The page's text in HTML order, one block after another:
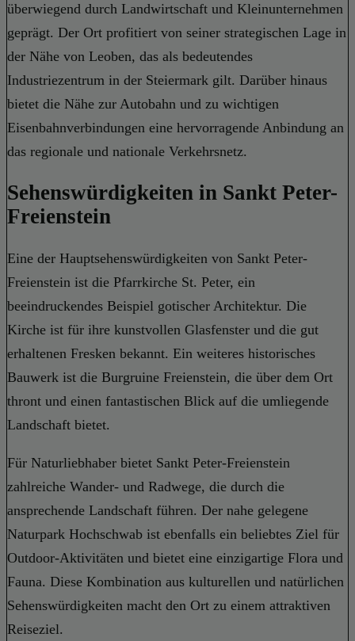
überwiegend durch Landwirtschaft und Kleinunternehmen
geprägt. Der Ort profitiert von seiner strategischen Lage in
der Nähe von Leoben, das als bedeutendes
Industriezentrum in der Steiermark gilt. Darüber hinaus
bietet die Nähe zur Autobahn und zu wichtigen
Eisenbahnverbindungen eine hervorragende Anbindung an
das regionale und nationale Verkehrsnetz.
Sehenswürdigkeiten in Sankt Peter-
Freienstein
Eine der Hauptsehenswürdigkeiten von Sankt Peter-
Freienstein ist die Pfarrkirche St. Peter, ein
beeindruckendes Beispiel gotischer Architektur. Die
Kirche ist für ihre kunstvollen Glasfenster und die gut
erhaltenen Fresken bekannt. Ein weiteres historisches
Bauwerk ist die Burgruine Freienstein, die über dem Ort
thront und einen fantastischen Blick auf die umliegende
Landschaft bietet.
Für Naturliebhaber bietet Sankt Peter-Freienstein
zahlreiche Wander- und Radwege, die durch die
ansprechende Landschaft führen. Der nahe gelegene
Naturpark Hochschwab ist ebenfalls ein beliebtes Ziel für
Outdoor-Aktivitäten und bietet eine einzigartige Flora und
Fauna. Diese Kombination aus kulturellen und natürlichen
Sehenswürdigkeiten macht den Ort zu einem attraktiven
Reiseziel.